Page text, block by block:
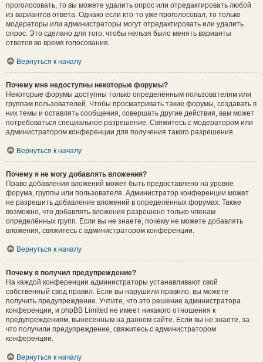
проголосовать, то вы можете удалить опрос или отредактировать любой
из вариантов ответа. Однако если кто-то уже проголосовал, то только
модераторы или администраторы могут отредактировать или удалить
опрос. Это сделано для того, чтобы нельзя было менять варианты
ответов во время голосования.
Вернуться к началу
Почему мне недоступны некоторые форумы?
Некоторые форумы доступны только определённым пользователям или
группам пользователей. Чтобы просматривать такие форумы, создавать в
них темы и оставлять сообщения, совершать другие действия, вам может
потребоваться специальное разрешение. Свяжитесь с модератором или
администратором конференции для получения такого разрешения.
Вернуться к началу
Почему я не могу добавлять вложения?
Право добавления вложений может быть предоставлено на уровне
форума, группы или пользователя. Администратор конференции может
не разрешить добавление вложений в определённых форумах. Также
возможно, что добавлять вложения разрешено только членам
определённых групп. Если вы не знаете, почему не можете добавлять
вложения, свяжитесь с администратором конференции.
Вернуться к началу
Почему я получил предупреждение?
На каждой конференции администраторы устанавливают свой
собственный свод правил. Если вы нарушили правило, вы можете
получить предупреждение. Учтите, что это решение администратора
конференции, и phpBB Limited не имеет никакого отношения к
предупреждениям, вынесенным на данном сайте. Если вы не знаете, за
что получили предупреждение, свяжитесь с администратором
конференции.
Вернуться к началу